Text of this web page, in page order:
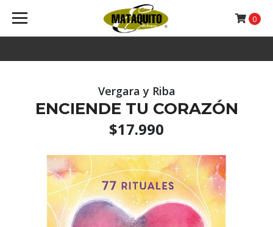
0
Vergara y Riba
ENCIENDE TU CORAZÓN
$17.990